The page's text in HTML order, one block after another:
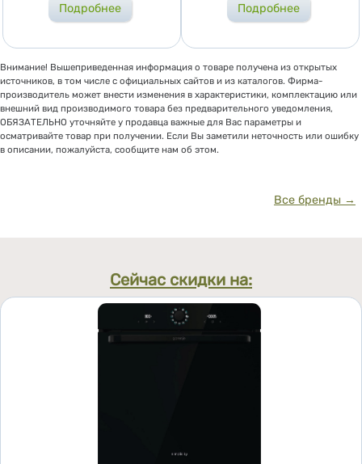
Подробнее
Подробнее
Внимание! Вышеприведенная информация о товаре получена из открытых
источников, в том числе с официальных сайтов и из каталогов. Фирма-
производитель может внести изменения в характеристики, комплектацию или
внешний вид производимого товара без предварительного уведомления,
ОБЯЗАТЕЛЬНО уточняйте у продавца важные для Вас параметры и
осматривайте товар при получении. Если Вы заметили неточность или ошибку
в описании, пожалуйста, сообщите нам об этом.
Все бренды →
Сейчас скидки на: